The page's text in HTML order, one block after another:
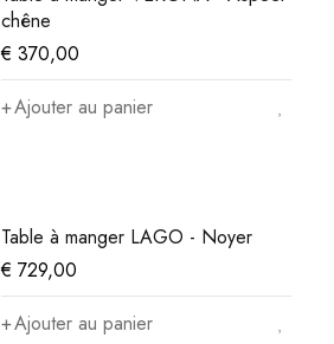
chêne
€ 370,00
Ajouter au panier
Table à manger LAGO - Noyer
€ 729,00
Ajouter au panier